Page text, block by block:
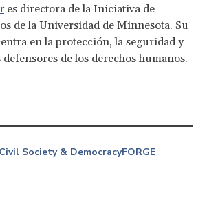
es directora de la Iniciativa de
de la Universidad de Minnesota. Su
en la protección, la seguridad y
de los derechos humanos.
Civil Society & DemocracyFORGE